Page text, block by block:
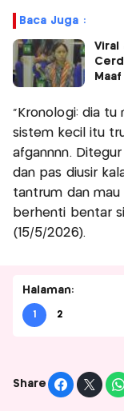
Baca Juga :
Viral
Maaf
“Kronologi: dia
sistem kecil itu
afgannnn.
dan pas diusir
tantrum dan
berhenti bentar
(15/5/2026).
Halaman:
1 2
Share